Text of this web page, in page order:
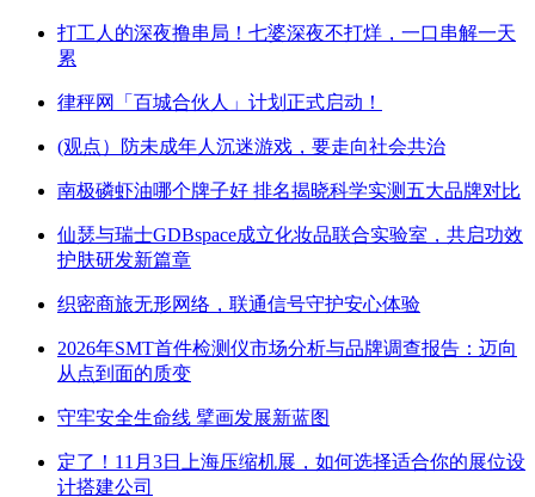
打工人的深夜撸串局！七婆深夜不打烊，一口串解一天
累
律秤网「百城合伙人」计划正式启动！
(观点）防未成年人沉迷游戏，要走向社会共治
南极磷虾油哪个牌子好 排名揭晓科学实测五大品牌对比
仙瑟与瑞士GDBspace成立化妆品联合实验室，共启功效
护肤研发新篇章
织密商旅无形网络，联通信号守护安心体验
2026年SMT首件检测仪市场分析与品牌调查报告：迈向
从点到面的质变
守牢安全生命线 擘画发展新蓝图
定了！11月3日上海压缩机展，如何选择适合你的展位设
计搭建公司